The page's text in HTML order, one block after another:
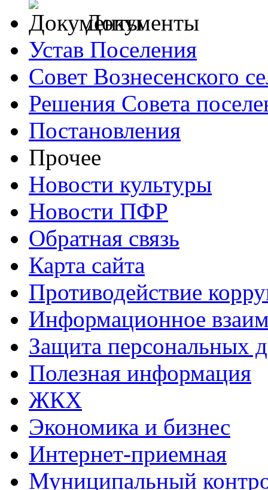
Документы
Устав Поселения
Совет Вознесенского
Решения Совета
Постановления
Прочее
Новости культуры
Новости ПФР
Обратная связь
Карта сайта
Противодействие
Информационное
Защита персональных
Полезная информация
ЖКХ
Экономика и бизнес
Интернет-приемная
Муниципальный